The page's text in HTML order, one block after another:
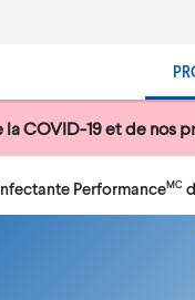
la COVID-19 et de nos
PerformanceMC